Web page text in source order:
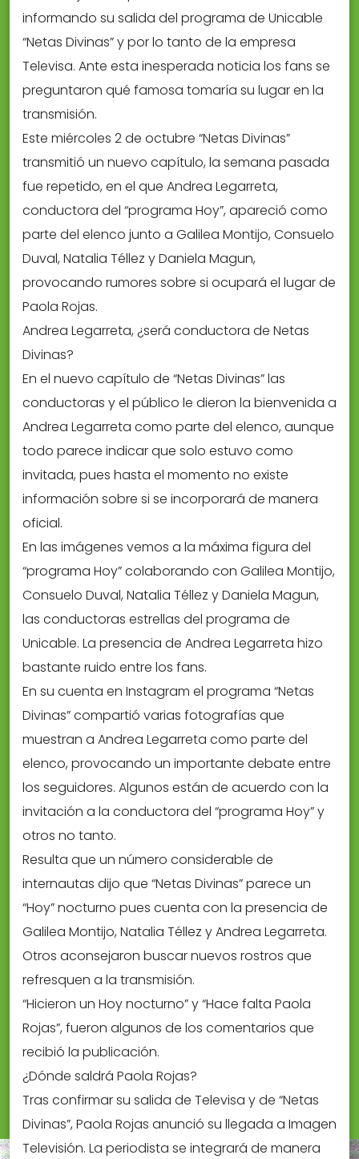
informando su salida del programa de Unicable
“Netas Divinas” y por lo tanto de la empresa
Televisa. Ante esta inesperada noticia los fans se
preguntaron qué famosa tomaría su lugar en la
transmisión.
Este miércoles 2 de octubre “Netas Divinas”
transmitió un nuevo capítulo, la semana pasada
fue repetido, en el que Andrea Legarreta,
conductora del “programa Hoy”, apareció como
parte del elenco junto a Galilea Montijo, Consuelo
Duval, Natalia Téllez y Daniela Magun,
provocando rumores sobre si ocupará el lugar de
Paola Rojas.
Andrea Legarreta, ¿será conductora de Netas
Divinas?
En el nuevo capítulo de “Netas Divinas” las
conductoras y el público le dieron la bienvenida a
Andrea Legarreta como parte del elenco, aunque
todo parece indicar que solo estuvo como
invitada, pues hasta el momento no existe
información sobre si se incorporará de manera
oficial.
En las imágenes vemos a la máxima figura del
“programa Hoy” colaborando con Galilea Montijo,
Consuelo Duval, Natalia Téllez y Daniela Magun,
las conductoras estrellas del programa de
Unicable. La presencia de Andrea Legarreta hizo
bastante ruido entre los fans.
En su cuenta en Instagram el programa “Netas
Divinas” compartió varias fotografías que
muestran a Andrea Legarreta como parte del
elenco, provocando un importante debate entre
los seguidores. Algunos están de acuerdo con la
invitación a la conductora del “programa Hoy” y
otros no tanto.
Resulta que un número considerable de
internautas dijo que “Netas Divinas” parece un
“Hoy” nocturno pues cuenta con la presencia de
Galilea Montijo, Natalia Téllez y Andrea Legarreta.
Otros aconsejaron buscar nuevos rostros que
refresquen a la transmisión.
“Hicieron un Hoy nocturno” y “Hace falta Paola
Rojas”, fueron algunos de los comentarios que
recibió la publicación.
¿Dónde saldrá Paola Rojas?
Tras confirmar su salida de Televisa y de “Netas
Divinas”, Paola Rojas anunció su llegada a Imagen
Televisión. La periodista se integrará de manera